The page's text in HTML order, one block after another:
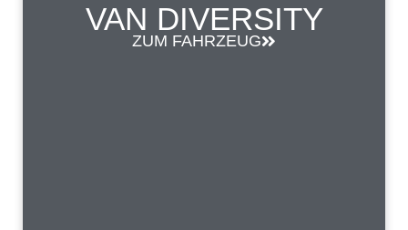
VAN DIVERSITY
ZUM FAHRZEUG